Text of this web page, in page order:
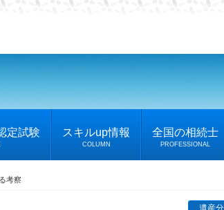
定試験 スキルup情報
COLUMN
全国の相続士
PROFESSIONAL
考察